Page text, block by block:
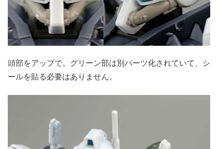
頭部をアップで。グリーン部は別パーツ化されていて、シ
ールを貼る必要はありません。